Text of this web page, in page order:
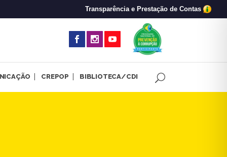
Transparência e Prestação de Contas
CREPOP BIBLIOTECA/CDI
a política do